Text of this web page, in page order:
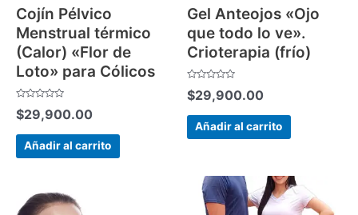
Cojín Pélvico
Menstrual térmico
(Calor) «Flor de
Loto» para Cólicos
Valorado
con
de
$29,900.00
Añadir al carrito
Gel Anteojos «Ojo
que todo lo ve».
Crioterapia (frío)
Valorado
con
de
$29,900.00
Añadir al carrito